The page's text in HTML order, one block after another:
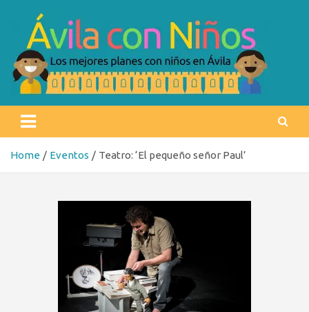
content
Ávila con niños
Home Eventos Teatro: ‘El pequeño señor Paul’